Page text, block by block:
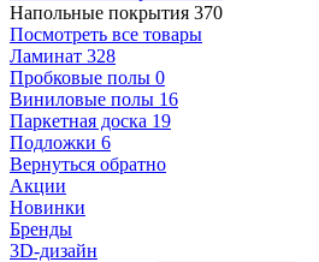
Напольные покрытия 370
Посмотреть все товары
Ламинат 328
Пробковые полы 0
Виниловые полы 16
Паркетная доска 19
Подложки 6
Вернуться обратно
Акции
Новинки
Бренды
3D-дизайн